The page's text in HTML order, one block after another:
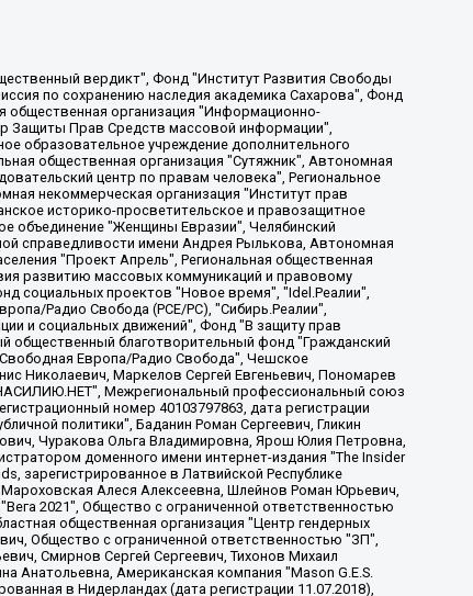
Гельман Марат Александрович, Никульшина Вероника Юрьевна, Толоконникова Надежда Андреевна, Шендерович Виктор Анатольевич, Общество с ограниченной ответственностью "Данное сообщение", Общество с ограниченной ответственностью Издательский дом "Новая глава", Айнбиндер Александра Александровна, Московский комьюнити-центр для ЛГБТ+инициатив, Благотворительный фонд развития филантропии, Deutsche Welle (Германия, Kurt-Schumacher-Strasse 3, 53113 Bonn), Борзунова Мария Михайловна, Воробьев Виктор Викторович, Голубева Анна Львовна, Константинова Алла Михайловна, Малкова Ирина Владимировна, Мурадов Мурад Абдулгалимович, Осетинская Елизавета Николаевна, Понасенков Евгений Николаевич, Ганапольский Матвей Юрьевич, Киселев Евгений Алексеевич, Борухович Ирина Григорьевна, Дремин Иван Тимофеевич, Дубровский Дмитрий Викторович, Красноярская региональная общественная организация поддержки и развития альтернативных образовательных технологий и межкультурных коммуникаций "ИНТЕРРА", Маяковская Екатерина Алексеевна, Фейгин Марк Захарович, Филимонов Андрей Викторович, Дзугкоева Регина Николаевна, Доброхотов Роман Александрович, Дудь Юрий Александрович, Елкин Сергей Владимирович, Кругликов Кирилл Игоревич, Сабунаева Мария Леонидовна, Семенов Алексей Владимирович, Шаинян Карен Багратович, Шульман Екатерина Михайловна, Асафьев Артур Валерьевич, Вахштайн Виктор Семенович, Венедиктов Алексей Алексеевич, Лушникова Екатерина Евгеньевна, Волков Леонид Михайлович, Невзоров Александр Глебович, Пархоменко Сергей Борисович, Сироткин Ярослав Николаевич, Кара-Мурза Владимир Владимирович, Баранова Наталья Владимировна, Гозман Леонид Яковлевич, Кагарлицкий Борис Юльевич, Климарев Михаил Валерьевич, Милов Владимир Станиславович, Автономная некоммерческая организация Краснодарский центр современного искусства "Типография", Моргенштерн Алишер Тагирович, Соболь Любовь Эдуардовна, Общество с ограниченной ответственностью "ЛИЗА НОРМ", Каспаров Гарри Кимович, Ходорковский Михаил Борисович, Общество с ограниченной ответственностью "Апрельские тезисы", Данилович Ирина Брониславовна, Кашин Олег Владимирович, Петров Николай Владимирович, Пивоваров Алексей Владимирович, Соколов Михаил Владимирович, Цветкова Юлия Владимировна, Чичваркин Евгений Александрович, Комитет против пыток/Команда против пыток, Общество с ограниченной ответственностью "Первый научный", Общество с ограниченной ответственностью "Вертолет и ко", Белоцерковская Вероника Борисовна, Кац Максим Евгеньевич, Лазарева Татьяна Юрьевна, Шаведдинов Руслан Табризович, Яшин Илья Валерьевич, Общество с ограниченной ответственностью "Иноагент ААВ", Алешковский Дмитрий Петрович, Альбац Евгения Марковна, Быков Дмитрий Львович, Галямина Юлия Евгеньевна, Лойко Сергей Леонидович, Мартынов Кирилл Константинович, Медведев Сергей Александрович, Крашенинников Федор Геннадиевич, Гордеева Катерина Вл